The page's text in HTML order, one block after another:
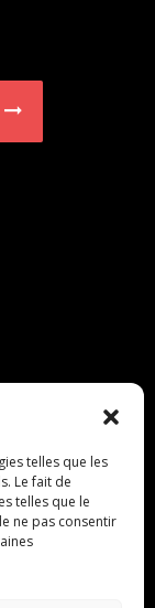
telles que les
Le fait de
telles que le
ne pas consentir